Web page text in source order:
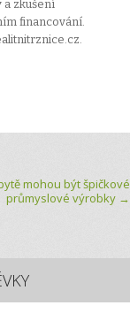
a zkušení
financování.
mohou být špičkové
průmyslové výrobky →